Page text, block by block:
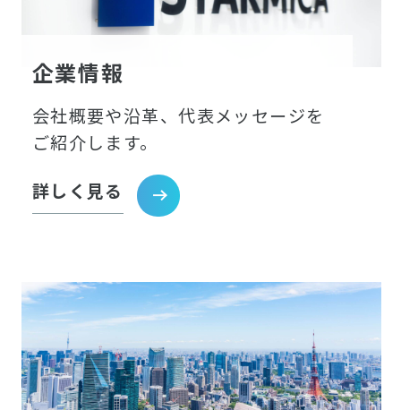
企業情報
会社概要や沿革、代表メッセージを
ご紹介します。
詳しく見る